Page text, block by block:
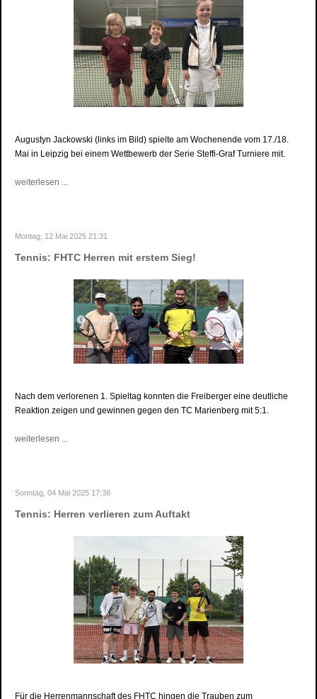
Augustyn Jackowski (links im Bild) spielte am Wochenende vom 17./18.
Mai in Leipzig bei einem Wettbewerb der Serie Steffi-Graf Turniere mit.
weiterlesen ...
Montag, 12 Mai 2025 21:31
Tennis: FHTC Herren mit erstem Sieg!
Nach dem verlorenen 1. Spieltag konnten die Freiberger eine deutliche
Reaktion zeigen und gewinnen gegen den TC Marienberg mit 5:1.
weiterlesen ...
Sonntag, 04 Mai 2025 17:38
Tennis: Herren verlieren zum Auftakt
Für die Herrenmannschaft des FHTC hingen die Trauben zum